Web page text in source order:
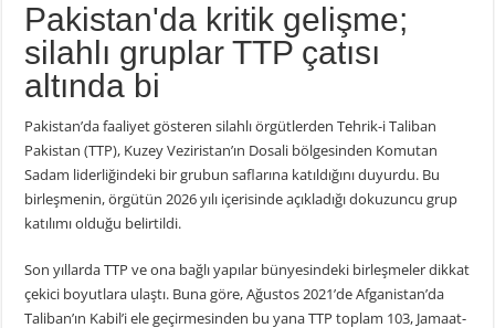
Pakistan'da kritik gelişme;
silahlı gruplar TTP çatısı
altında bi
Pakistan’da faaliyet gösteren silahlı örgütlerden Tehrik-i Taliban
Pakistan (TTP), Kuzey Veziristan’ın Dosali bölgesinden Komutan
Sadam liderliğindeki bir grubun saflarına katıldığını duyurdu. Bu
birleşmenin, örgütün 2026 yılı içerisinde açıkladığı dokuzuncu grup
katılımı olduğu belirtildi.
Son yıllarda TTP ve ona bağlı yapılar bünyesindeki birleşmeler dikkat
çekici boyutlara ulaştı. Buna göre, Ağustos 2021’de Afganistan’da
Taliban’ın Kabil’i ele geçirmesinden bu yana TTP toplam 103, Jamaat-